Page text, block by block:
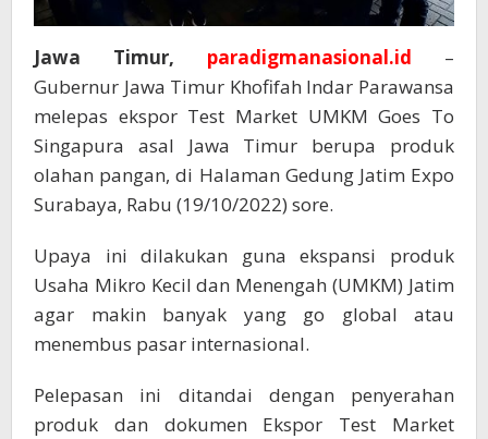
Jawa Timur, paradigmanasional.id –
Gubernur Jawa Timur Khofifah Indar Parawansa
melepas ekspor Test Market UMKM Goes To
Singapura asal Jawa Timur berupa produk
olahan pangan, di Halaman Gedung Jatim Expo
Surabaya, Rabu (19/10/2022) sore.
Upaya ini dilakukan guna ekspansi produk
Usaha Mikro Kecil dan Menengah (UMKM) Jatim
agar makin banyak yang go global atau
menembus pasar internasional.
Pelepasan ini ditandai dengan penyerahan
produk dan dokumen Ekspor Test Market